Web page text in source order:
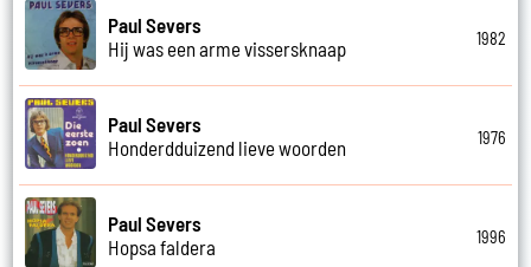
Paul Severs
Hij was een arme vissersknaap
1982
Paul Severs
Honderdduizend lieve woorden
1976
Paul Severs
Hopsa faldera
1996